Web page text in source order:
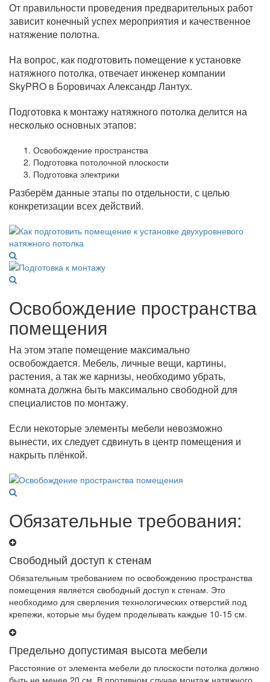
От правильности проведения предварительных работ
зависит конечный успех мероприятия и качественное
натяжение полотна.
На вопрос, как подготовить помещение к установке
натяжного потолка, отвечает инженер компании
SkyPRO в Боровичах Александр Лантух.
Подготовка к монтажу натяжного потолка делится на
несколько основных этапов:
Освобождение пространства
Подготовка потолочной плоскости
Подготовка электрики
Разберём данные этапы по отдельности, с целью
конкретизации всех действий.
Освобождение пространства
помещения
На этом этапе помещение максимально
освобождается. Мебель, личные вещи, картины,
растения, а так же карнизы, необходимо убрать,
комната должна быть максимально свободной для
специалистов по монтажу.
Если некоторые элементы мебели невозможно
вынести, их следует сдвинуть в центр помещения и
накрыть плёнкой.
Обязательные требования:
Свободный доступ к стенам
Обязательным требованием по освобождению пространства
помещения является свободный доступ к стенам. Это
необходимо для сверления технологических отверстий под
крепежи, которые мы будем проделывать каждые 10-15 см.
Предельно допустимая высота мебели
Расстояние от элемента мебели до плоскости потолка должно